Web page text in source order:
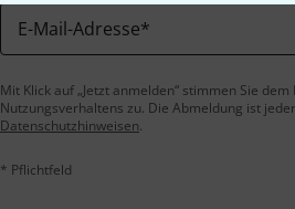
E-Mail-Adresse*
Mit Klick auf „Jetzt anmelden“ stimmen Sie
Nutzungsverhaltens zu. Die Abmeldung ist
Datenschutzhinweisen.
* Pflichtfeld